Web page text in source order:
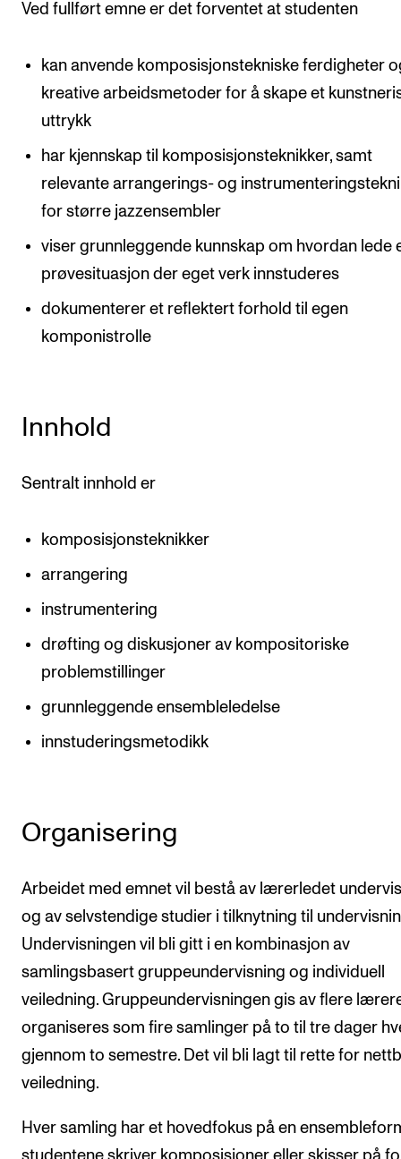
Ved fullført emne er det forventet at studenten
kan anvende komposisjonstekniske ferdigheter
kreative arbeidsmetoder for å skape et
uttrykk
har kjennskap til komposisjonsteknikker, samt
relevante arrangerings- og
for større jazzensembler
viser grunnleggende kunnskap om hvordan lede
prøvesituasjon der eget verk innstuderes
dokumenterer et reflektert forhold til egen
komponistrolle
Innhold
Sentralt innhold er
komposisjonsteknikker
arrangering
instrumentering
drøfting og diskusjoner av kompositoriske
problemstillinger
grunnleggende ensembleledelse
innstuderingsmetodikk
Organisering
Arbeidet med emnet vil bestå av lærerledet
og av selvstendige studier i tilknytning til
Undervisningen vil bli gitt i en kombinasjon av
samlingsbasert gruppeundervisning og individuell
veiledning. Gruppeundervisningen gis av flere
organiseres som fire samlinger på to til tre dager
gjennom to semestre. Det vil bli lagt til rette for
veiledning.
Hver samling har et hovedfokus på en
studentene skriver komposisjoner eller skisser på